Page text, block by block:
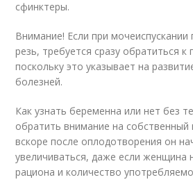
сфинктеры.
Внимание! Если при мочеиспускании
резь, требуется сразу обратиться к
поскольку это указывает на
болезней.
Как узнать беременна или нет без
обратить внимание на собственный
вскоре после оплодотворения он
увеличиваться, даже если женщина
рациона и количество